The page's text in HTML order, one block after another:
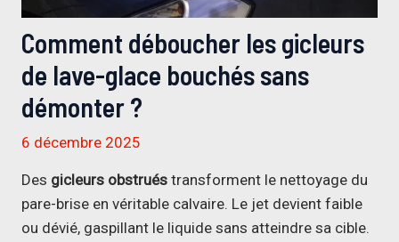
Comment déboucher les gicleurs
de lave-glace bouchés sans
démonter ?
6 décembre 2025
Des gicleurs obstrués transforment le nettoyage du
pare-brise en véritable calvaire. Le jet devient faible
ou dévié, gaspillant le liquide sans atteindre sa cible.